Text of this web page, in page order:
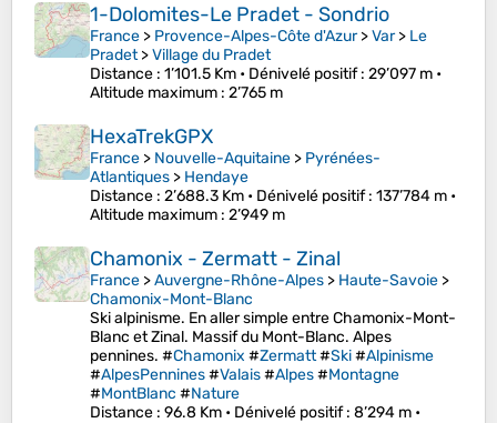
1-Dolomites-Le Pradet - Sondrio
France > Provence-Alpes-Côte d'Azur>Var> Le
Pradet>Village du Pradet
Distance : 1’101.5 Km • Dénivelé positif: 29’097 m •
Altitude maximum : 2’765 m
HexaTrekGPX
France > Nouvelle-Aquitaine > Pyrénées-
Atlantiques > Hendaye
Distance : 2’688.3 Km • Dénivelé positif: 137’784 m •
Altitude maximum : 2’949 m
Chamonix - Zermatt - Zinal
France >Auvergne-Rhône-Alpes > Haute-Savoie >
Chamonix-Mont-Blanc
Ski alpinisme. En aller simple entre Chamonix-Mont-
Blanc et Zinal. Massif du Mont-Blanc. Alpes
pennines. #Chamonix #Zermatt#Ski#Alpinisme
#AlpesPennines#Valais#Alpes#Montagne
#MontBlanc #Nature
Distance : 96.8 Km • Dénivelé positif: 8’294 m •